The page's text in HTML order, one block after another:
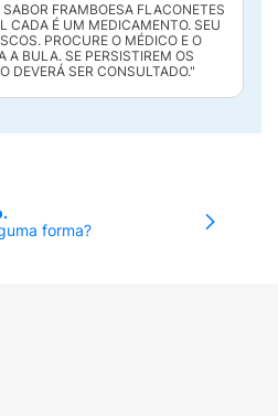
FRAMBOESA FLACONETES
CADA É UM MEDICAMENTO. SEU
PROCURE O MÉDICO E O
A BULA. SE PERSISTIREM OS
DEVERÁ SER CONSULTADO."
forma?